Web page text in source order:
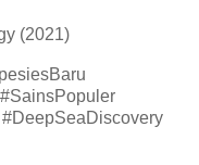
(2021)